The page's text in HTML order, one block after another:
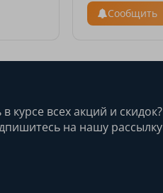
Сообщить
курсе всех акций и скидок?
на нашу рассылку